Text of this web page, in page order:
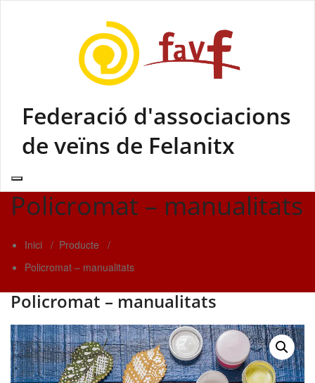
Federació d'associacions
de veïns de Felanitx
Policromat – manualitats
Inici / Producte /
Policromat – manualitats
Policromat – manualitats